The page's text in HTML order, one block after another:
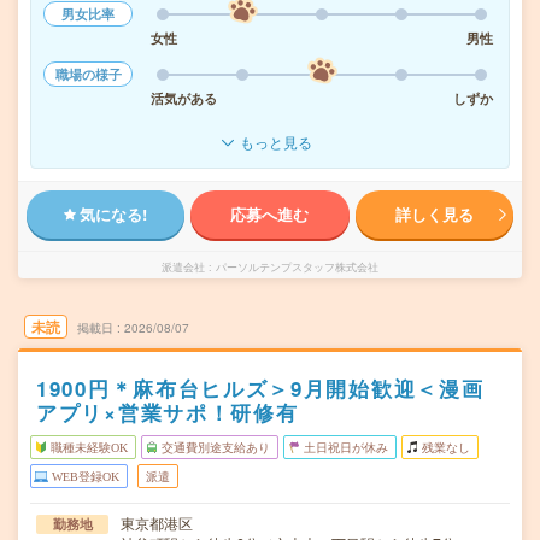
男女比率
女性
男性
職場の様子
活気がある
しずか
もっと見る
気になる! 応募へ進む 詳しく見る
派遣会社 パーソルテンプスタッフ株式会社
未読 掲載日 2026/08/07
1900円＊麻布台ヒルズ＞9月開始歓迎＜漫画
アプリ×営業サポ！研修有
職種未経験OK 交通費別途支給あり 土日祝日が休み 残業なし
WEB登録OK 派遣
勤務地
東京都港区